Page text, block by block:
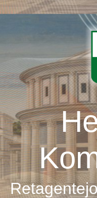
Skip